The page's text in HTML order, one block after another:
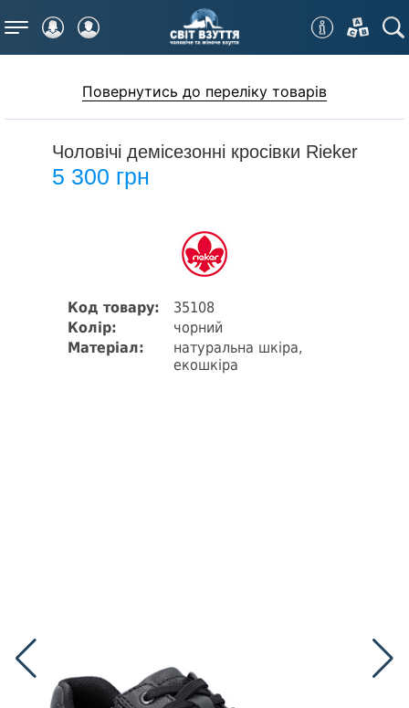
Меню
Повернутись до переліку товарів
Чоловічі демісезонні кросівки Rieker
5 300 грн
Код товару:
35108
Колір:
чорний
Матеріал:
натуральна шкіра,
екошкіра